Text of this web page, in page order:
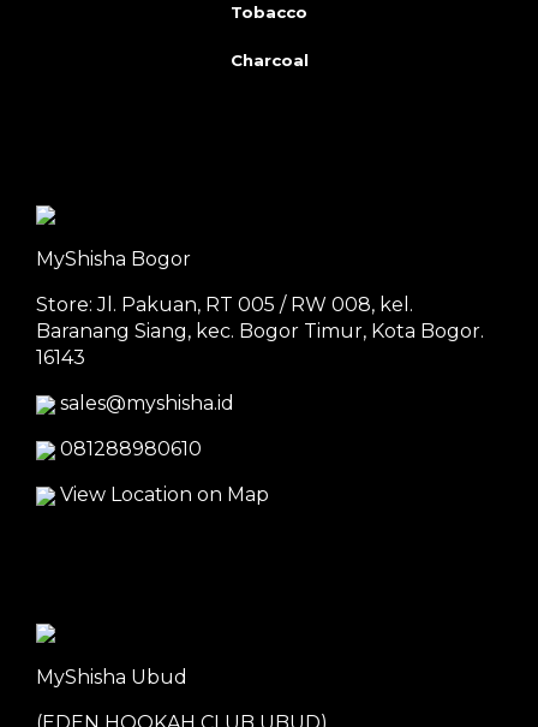
Tobacco
Charcoal
MyShisha Bogor
Store: Jl. Pakuan, RT 005 / RW 008, kel.
Baranang Siang, kec. Bogor Timur, Kota Bogor.
16143
sales@myshisha.id
081288980610
View Location on Map
MyShisha Ubud